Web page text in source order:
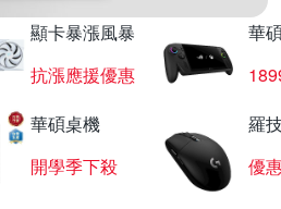
顯卡暴漲風暴
抗漲應援優惠
華
華碩桌機
開學季下殺
羅
優